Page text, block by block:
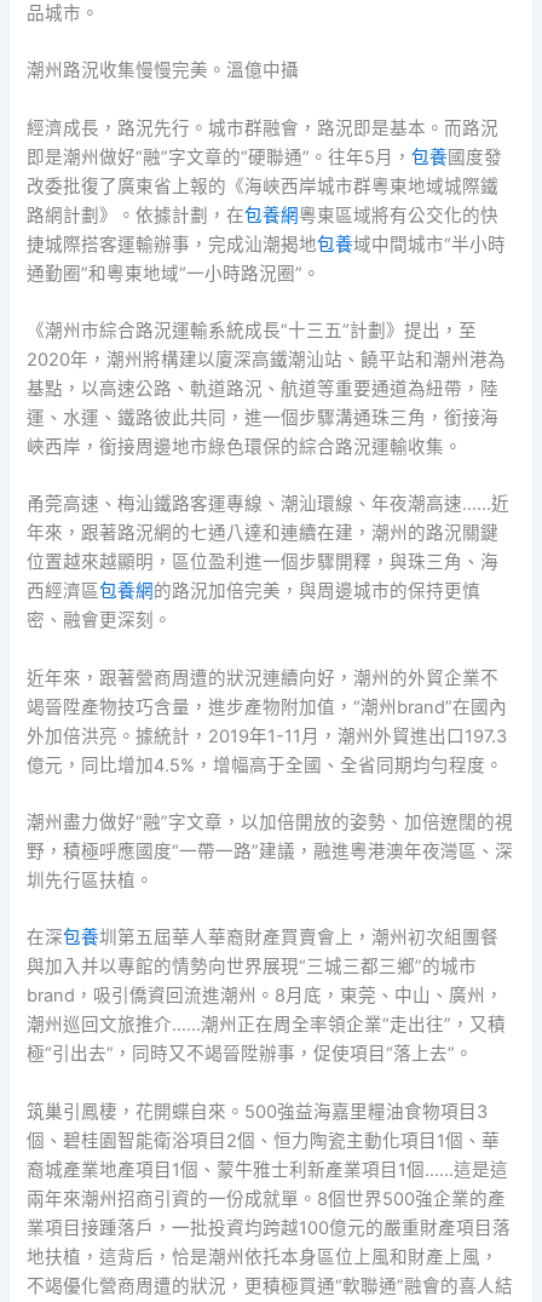
品城市。
潮州路況收集慢慢完美。溫億中攝
經濟成長，路況先行。城市群融會，路況即是基本。而路況
即是潮州做好“融”字文章的“硬聯通”。往年5月，包養國度發
改委批復了廣東省上報的《海峽西岸城市群粵東地域城際鐵
路網計劃》。依據計劃，在包養網粵東區域將有公交化的快
捷城際搭客運輸辦事，完成汕潮揭地包養域中間城市“半小時
通勤圈”和粵東地域“一小時路況圈”。
《潮州市綜合路況運輸系統成長“十三五”計劃》提出，至
2020年，潮州將構建以廈深高鐵潮汕站、饒平站和潮州港為
基點，以高速公路、軌道路況、航道等重要通道為紐帶，陸
運、水運、鐵路彼此共同，進一個步驟溝通珠三角，銜接海
峽西岸，銜接周邊地市綠色環保的綜合路況運輸收集。
甬莞高速、梅汕鐵路客運專線、潮汕環線、年夜潮高速……近
年來，跟著路況網的七通八達和連續在建，潮州的路況關鍵
位置越來越顯明，區位盈利進一個步驟開釋，與珠三角、海
西經濟區包養網的路況加倍完美，與周邊城市的保持更慎
密、融會更深刻。
近年來，跟著營商周遭的狀況連續向好，潮州的外貿企業不
竭晉陞產物技巧含量，進步產物附加值，“潮州brand”在國內
外加倍洪亮。據統計，2019年1-11月，潮州外貿進出口197.3
億元，同比增加4.5%，增幅高于全國、全省同期均勻程度。
潮州盡力做好“融”字文章，以加倍開放的姿勢、加倍遼闊的視
野，積極呼應國度“一帶一路”建議，融進粵港澳年夜灣區、深
圳先行區扶植。
在深包養圳第五屆華人華裔財產買賣會上，潮州初次組團餐
與加入并以專館的情勢向世界展現“三城三都三鄉”的城市
brand，吸引僑資回流進潮州。8月底，東莞、中山、廣州，
潮州巡回文旅推介……潮州正在周全率領企業“走出往”，又積
極“引出去”，同時又不竭晉陞辦事，促使項目“落上去”。
筑巢引鳳棲，花開蝶自來。500強益海嘉里糧油食物項目3
個、碧桂園智能衛浴項目2個、恒力陶瓷主動化項目1個、華
裔城產業地產項目1個、蒙牛雅士利新產業項目1個……這是這
兩年來潮州招商引資的一份成就單。8個世界500強企業的產
業項目接踵落戶，一批投資均跨越100億元的嚴重財產項目落
地扶植，這背后，恰是潮州依托本身區位上風和財產上風，
不竭優化營商周遭的狀況，更積極買通“軟聯通”融會的喜人結